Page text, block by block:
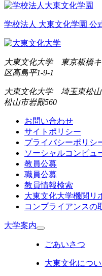
学校法人 大東文化学園 公
大東文化大学 東京板橋
区高島平1-9-1
大東文化大学 埼玉東松
松山市岩殿560
お問い合わせ
サイトポリシー
プライバシーポリシ
ソーシャルコンピュ
教員公募
職員公募
教員情報検索
大東文化大学機関リ
コンプライアンスの
大学案内
ごあいさつ
大東文化につ